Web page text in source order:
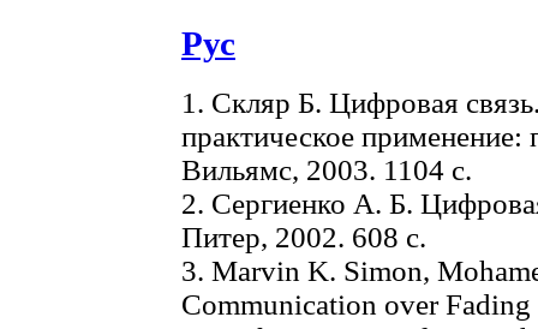
Рус
1. Скляр Б. Цифровая
практическое применение:
Вильямс, 2003. 1104 с.
2. Сергиенко А. Б.
Питер, 2002. 608 с.
3. Marvin K. Simon,
Communication over